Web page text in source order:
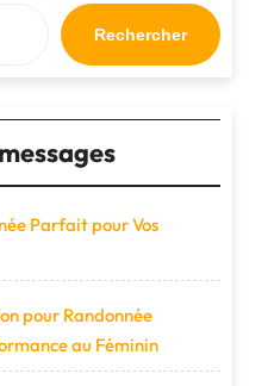
Rechercher
Parfait pour Vos
pour Randonnée
au Féminin